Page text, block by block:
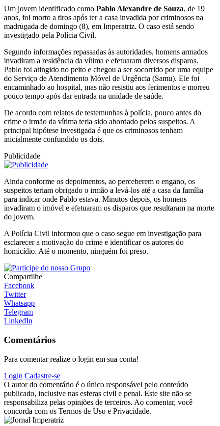
Um jovem identificado como Pablo Alexandre de Souza, de 19
anos, foi morto a tiros após ter a casa invadida por criminosos na
madrugada de domingo (8), em Imperatriz. O caso está sendo
investigado pela Polícia Civil.
Segundo informações repassadas às autoridades, homens armados
invadiram a residência da vítima e efetuaram diversos disparos.
Pablo foi atingido no peito e chegou a ser socorrido por uma equipe
do Serviço de Atendimento Móvel de Urgência (Samu). Ele foi
encaminhado ao hospital, mas não resistiu aos ferimentos e morreu
pouco tempo após dar entrada na unidade de saúde.
De acordo com relatos de testemunhas à polícia, pouco antes do
crime o irmão da vítima teria sido abordado pelos suspeitos. A
principal hipótese investigada é que os criminosos tenham
inicialmente confundido os dois.
Publicidade
Ainda conforme os depoimentos, ao perceberem o engano, os
suspeitos teriam obrigado o irmão a levá-los até a casa da família
para indicar onde Pablo estava. Minutos depois, os homens
invadiram o imóvel e efetuaram os disparos que resultaram na morte
do jovem.
A Polícia Civil informou que o caso segue em investigação para
esclarecer a motivação do crime e identificar os autores do
homicídio. Até o momento, ninguém foi preso.
Compartilhe
Facebook
Twitter
Whatsapp
Telegram
LinkedIn
Comentários
Para comentar realize o login em sua conta!
Login Cadastre-se
O autor do comentário é o único responsável pelo conteúdo
publicado, inclusive nas esferas civil e penal. Este site não se
responsabiliza pelas opiniões de terceiros. Ao comentar, você
concorda com os Termos de Uso e Privacidade.